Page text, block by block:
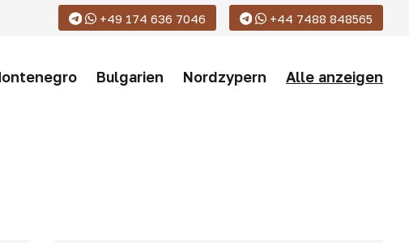
+49 174 636 7046 +44 7488 848565
Bulgarien Nordzypern Alle anzeigen